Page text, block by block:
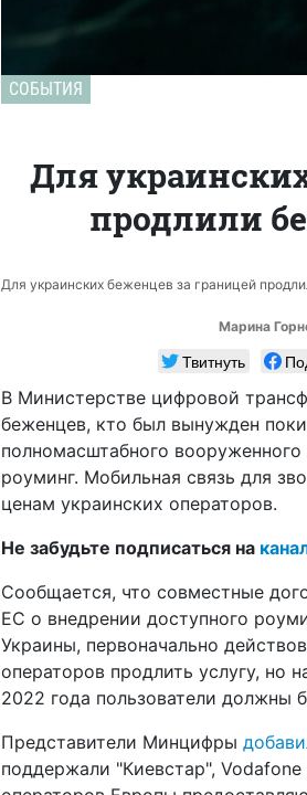
СОБЫТИЯ
Для
продлили
Для украинских беженцев за границей
Марина
Твитнуть
В Министерстве цифровой
беженцев, кто был вынужден
полномасштабного
роуминг. Мобильная связь для
ценам украинских операторов.
Не забудьте подписаться на
Сообщается, что совместные
ЕС о внедрении доступного
Украины, первоначально
операторов продлить услугу, но
2022 года пользователи должны
Представители Минцифры
поддержали "Киевстар",